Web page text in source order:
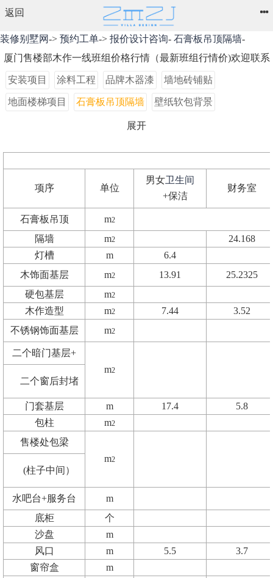
返回
装修别墅网-> 预约工单-> 报价设计咨询- 石膏板吊顶隔墙-
厦门售楼部木作一线班组价格行情（最新班组行情价)欢迎联系
安装项目 涂料工程 品牌木器漆 墙地砖铺贴
地面楼梯项目 石膏板吊顶隔墙 壁纸软包背景
石膏、装饰工程
展开
项序 单位
男女卫生间
+保洁
财务室
石膏板吊顶 m2
隔墙 m2
24.168
灯槽
m
6.4
木饰面基层
m2 13.91
25.2325
硬包基层
m2
木作造型 m2 7.44
3.52
不锈钢饰面基层
m2
二个暗门基层+
m2
二个窗后封堵
门套基层 m 17.4
5.8
包柱
m2
售楼处包梁
m2
(柱子中间）
水吧台+服务台
m
底柜
个
沙盘
m
风口
m 5.5
3.7
窗帘盒
m